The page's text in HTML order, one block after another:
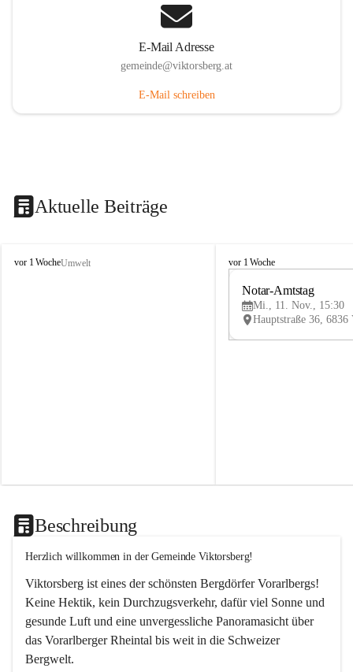
E-Mail Adresse
gemeinde@viktorsberg.at
E-Mail schreiben
Aktuelle Beiträge
V
vor 1 WocheUmwelt
V
vor 1 Woche
Notar-Amtstag
Mi., 11. Nov., 15:30
Beschreibung
Herzlich willkommen in der Gemeinde Viktorsberg!
Viktorsberg ist eines der schönsten Bergdörfer Vorarlbergs!
Keine Hektik, kein Durchzugsverkehr, dafür viel Sonne und
gesunde Luft und eine unvergessliche Panoramasicht über
das Vorarlberger Rheintal bis weit in die Schweizer
Bergwelt.